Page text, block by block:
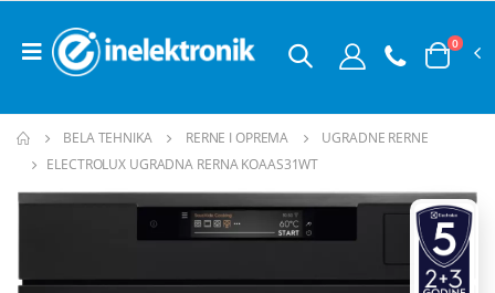
0
BELA TEHNIKA RERNE I OPREMA
UGRADNE RERNE
ELECTROLUX UGRADNA RERNA KOAAS31WT